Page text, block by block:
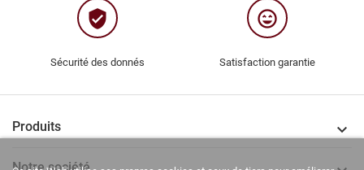
verified_user
Sécurité des donnés
sentiment_very_satisfied
Satisfaction garantie
Produits 